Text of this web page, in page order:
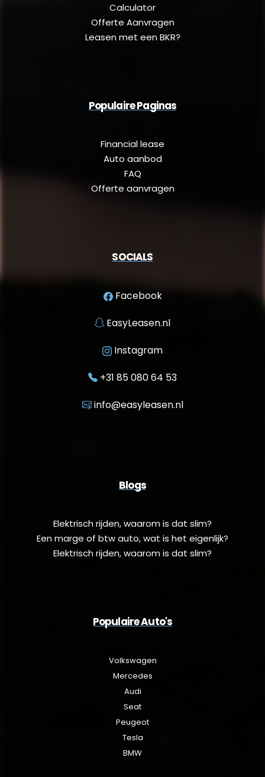
Calculator
Offerte Aanvragen
Leasen met een BKR?
Populaire Paginas
Financial lease
Auto aanbod
FAQ
Offerte aanvragen
SOCIALS
Facebook
EasyLeasen.nl
Instagram
+31 85 080 64 53
info@easyleasen.nl
Blogs
Elektrisch rijden, waarom is dat slim?
Een marge of btw auto, wat is het eigenlijk?
Elektrisch rijden, waarom is dat slim?
Populaire Auto's
Volkswagen
Mercedes
Audi
Seat
Peugeot
Tesla
BMW